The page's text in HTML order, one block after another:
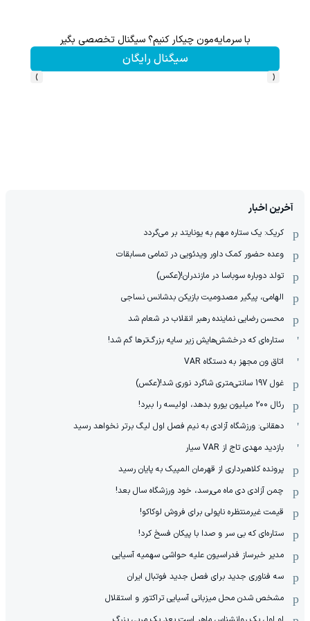
Image failed to load
با سرمایه‌مون چیکار کنیم؟ سیگنال تخصصی بگیر
سیگنال رایگان
‹
›
آخرین اخبار
کریک: یک ستاره مهم به یونایتد بر می‌گردد
وعده حضور کمک داور ویدئویی در تمامی مسابقات
تولد دوباره سوباسا در مازندران!(عکس)
الهامی، پیگیر مصدومیت بازیکن بدشانس نساجی
محسن رضایی نماینده رهبر انقلاب در شعام شد
ستاره‌ای که درخشش‌هایش زیر سایه بزرگ‌ترها گم شد!
اتاق ون مجهز به دستگاه VAR
غول 197 سانتی‌متری شاگرد نوری شد!(عکس)
رئال ۲۰۰ میلیون یورو بدهد، اولیسه را ببرد!
دهقانی: ورزشگاه آزادی به نیم فصل اول لیگ برتر نخواهد رسید
بازدید مهدی تاج از VAR سیار
پرونده کلاهبرداری از قهرمان المپیک به پایان رسید
چمن آزادی دی ماه می‌رسد، خود ورزشگاه سال بعد!
قیمت غیرمنتظره ناپولی برای فروش لوکاکو!
ستاره‌ای که بی سر و صدا با پیکان فسخ کرد!
مدیر خبرساز فدراسیون علیه حواشی سهمیه آسیایی
سه فناوری جدید برای فصل جدید فوتبال ایران
مشخص شدن محل میزبانی آسیایی تراکتور و استقلال